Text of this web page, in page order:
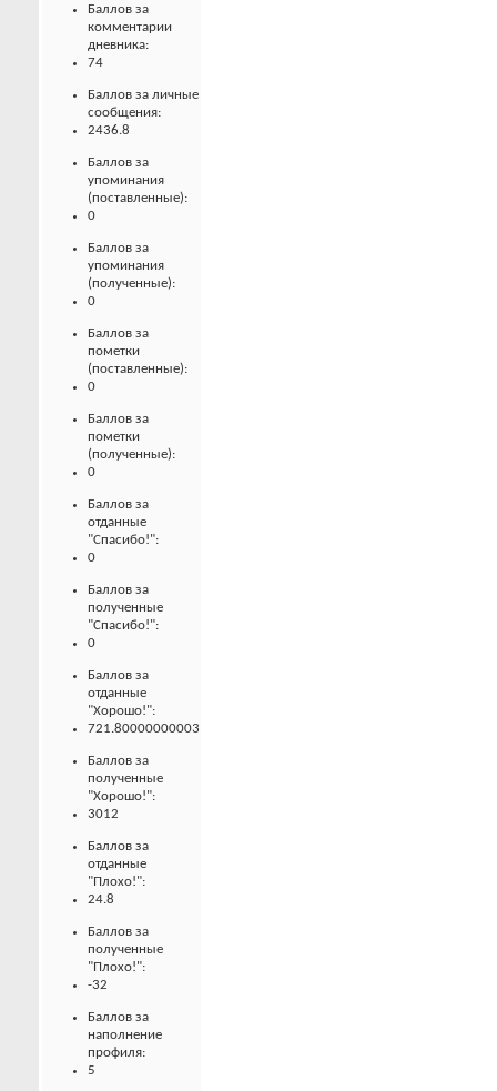
Баллов за
комментарии
дневника:
74
Баллов за личные
сообщения:
2436.8
Баллов за
упоминания
(поставленные):
0
Баллов за
упоминания
(полученные):
0
Баллов за
пометки
(поставленные):
0
Баллов за
пометки
(полученные):
0
Баллов за
отданные
"Спасибо!":
0
Баллов за
полученные
"Спасибо!":
0
Баллов за
отданные
"Хорошо!":
721.80000000003
Баллов за
полученные
"Хорошо!":
3012
Баллов за
отданные
"Плохо!":
24.8
Баллов за
полученные
"Плохо!":
-32
Баллов за
наполнение
профиля:
5